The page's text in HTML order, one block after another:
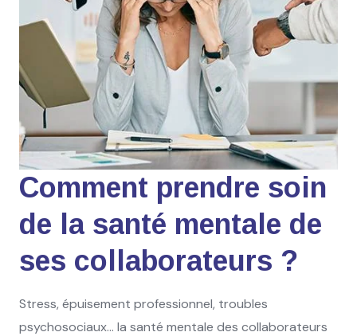
Comment prendre soin
de la santé mentale de
ses collaborateurs ?
Stress, épuisement professionnel, troubles
psychosociaux… la santé mentale des collaborateurs